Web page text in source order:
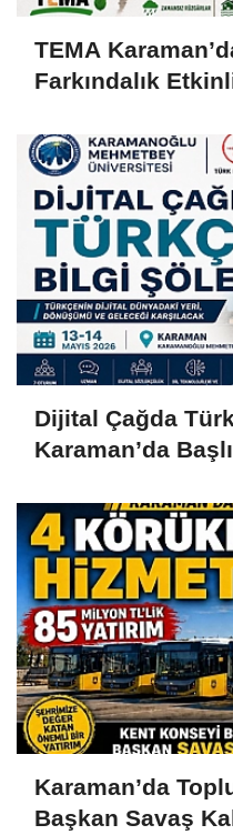
TEMA
Farkındalık
Dijital Çağda
Karaman’da
Karaman’da
Başkan Savaş